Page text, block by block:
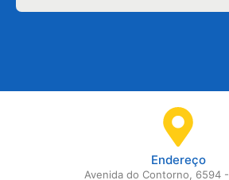
Endereço
Avenida do Contorno, 6594 -